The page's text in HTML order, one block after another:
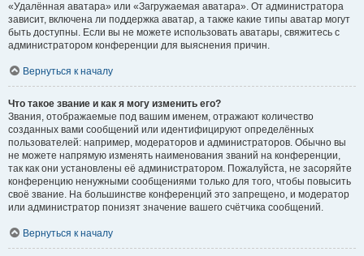
«Удалённая аватара» или «Загружаемая аватара». От администратора
зависит, включена ли поддержка аватар, а также какие типы аватар могут
быть доступны. Если вы не можете использовать аватары, свяжитесь с
администратором конференции для выяснения причин.
Вернуться к началу
Что такое звание и как я могу изменить его?
Звания, отображаемые под вашим именем, отражают количество
созданных вами сообщений или идентифицируют определённых
пользователей: например, модераторов и администраторов. Обычно вы
не можете напрямую изменять наименования званий на конференции,
так как они установлены её администратором. Пожалуйста, не засоряйте
конференцию ненужными сообщениями только для того, чтобы повысить
своё звание. На большинстве конференций это запрещено, и модератор
или администратор понизят значение вашего счётчика сообщений.
Вернуться к началу